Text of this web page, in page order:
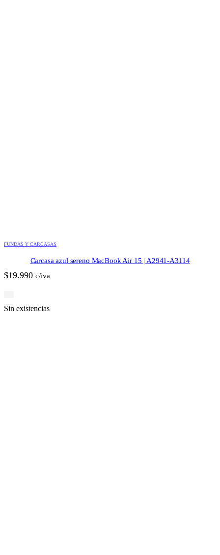
FUNDAS Y CARCASAS
Carcasa azul sereno MacBook Air 15 | A2941-A3114
$19.990 c/iva
Sin existencias